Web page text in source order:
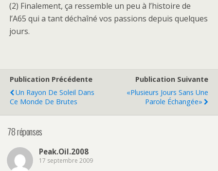
(2) Finalement, ça ressemble un peu à l’histoire de
l’A65 qui a tant déchaîné vos passions depuis quelques
jours.
Publication Précédente
Un Rayon De Soleil Dans
Ce Monde De Brutes
Publication Suivante
«Plusieurs Jours Sans Une
Parole Échangée»
78 réponses
Peak.Oil.2008
17 septembre 2009